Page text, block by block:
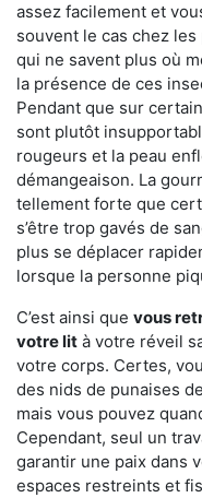
assez facilement et
souvent le cas chez
qui ne savent plus où
la présence de ces
Pendant que sur
sont plutôt
rougeurs et la peau
démangeaison. La
tellement forte que
s’être trop gavés de
plus se déplacer
lorsque la personne
C’est ainsi que vous
votre lit à votre réveil
votre corps. Certes,
des nids de punaises
mais vous pouvez
Cependant, seul un
garantir une paix dans
espaces restreints et